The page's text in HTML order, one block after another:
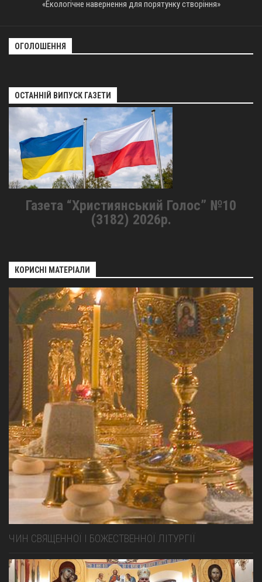
«Екологічне навернення для порятунку створіння»
ОГОЛОШЕННЯ
ОСТАННІЙ ВИПУСК ГАЗЕТИ
Газета “Християнський Голос” №10
(3182) 2026р.
КОРИСНІ МАТЕРІАЛИ
ЧИН СВЯЩЕННОЇ І БОЖЕСТВЕННОЇ ЛІТУРГІЇ